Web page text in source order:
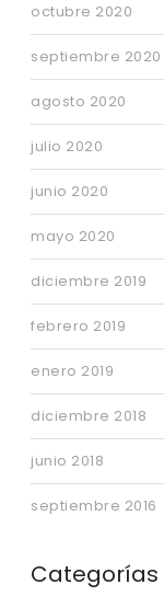
octubre 2020
septiembre 2020
agosto 2020
julio 2020
junio 2020
mayo 2020
diciembre 2019
febrero 2019
enero 2019
diciembre 2018
junio 2018
septiembre 2016
Categorías